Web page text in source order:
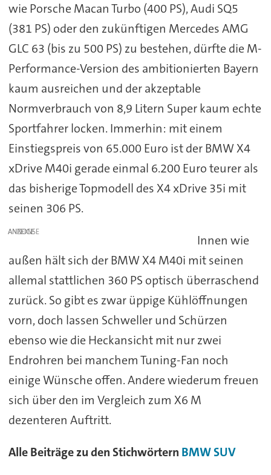
wie Porsche Macan Turbo (400 PS), Audi SQ5
(381 PS) oder den zukünftigen Mercedes AMG
GLC 63 (bis zu 500 PS) zu bestehen, dürfte die M-
Performance-Version des ambitionierten Bayern
kaum ausreichen und der akzeptable
Normverbrauch von 8,9 Litern Super kaum echte
Sportfahrer locken. Immerhin: mit einem
Einstiegspreis von 65.000 Euro ist der BMW X4
xDrive M40i gerade einmal 6.200 Euro teurer als
das bisherige Topmodell des X4 xDrive 35i mit
seinen 306 PS.
ANZEIGE
Innen wie
außen hält sich der BMW X4 M40i mit seinen
allemal stattlichen 360 PS optisch überraschend
zurück. So gibt es zwar üppige Kühlöffnungen
vorn, doch lassen Schweller und Schürzen
ebenso wie die Heckansicht mit nur zwei
Endrohren bei manchem Tuning-Fan noch
einige Wünsche offen. Andere wiederum freuen
sich über den im Vergleich zum X6 M
dezenteren Auftritt.
Alle Beiträge zu den Stichwörtern BMWSUV